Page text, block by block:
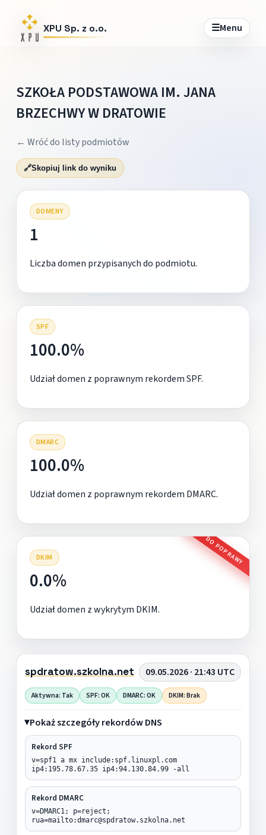
XPU Sp. z o.o. ☰Menu
SZKOŁA PODSTAWOWA IM. JANA
BRZECHWY W DRATOWIE
← Wróć do listy podmiotów
🔗Skopiuj link do wyniku
DOMENY
1
Liczba domen przypisanych do podmiotu.
SPF
100.0%
Udział domen z poprawnym rekordem SPF.
DMARC
100.0%
Udział domen z poprawnym rekordem DMARC.
DKIM DO POPRAWY
0.0%
Udział domen z wykrytym DKIM.
spdratow.szkolna.net 09.05.2026 · 21:43 UTC
Aktywna: Tak SPF: OK DMARC: OK DKIM: Brak
Pokaż szczegóły rekordów DNS
Rekord SPF
v=spf1 a mx include:spf.linuxpl.com
ip4:195.78.67.35 ip4:94.130.84.99 -all
Rekord DMARC
v=DMARC1; p=reject;
rua=mailto:dmarc@spdratow.szkolna.net